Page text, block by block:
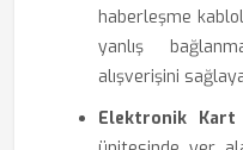
haberleşme
yanlış
alışverişini
Elektronik Kart